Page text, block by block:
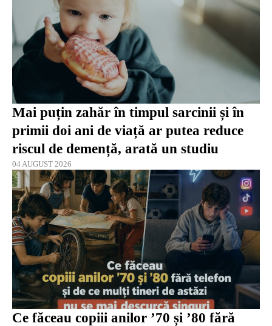
Mai puțin zahăr în timpul sarcinii și în
primii doi ani de viață ar putea reduce
riscul de demență, arată un studiu
04 AUGUST 2026
Ce făceau copiii anilor ’70 și ’80 fără